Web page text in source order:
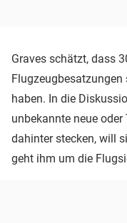
Graves schätzt, dass
haben. In die
unbekannte neue
dahinter stecken, will
geht ihm um die